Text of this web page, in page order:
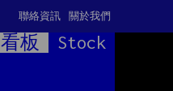
關於我們
聯絡資訊
看板
Stock